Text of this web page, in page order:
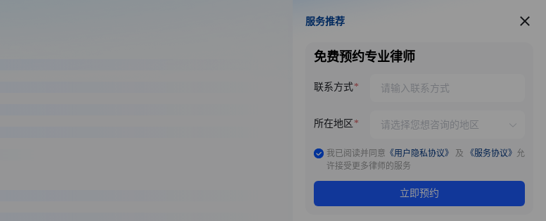
服务推荐
服务推荐
免费预约专业律师
联系方式
所在地区
我已阅读并同意 《用户隐私协议》 及 《服务协议》 允
许接受更多律师的服务
立即预约